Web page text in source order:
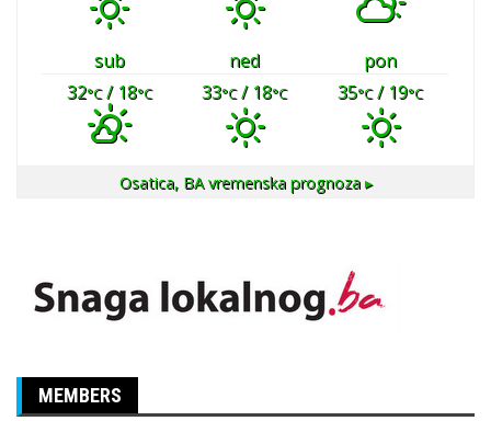
sub ned
pon
32°C/ 18°C 33°C/ 18°C 35°C/ 19°C
Osatica, BAvremenska prognoza ▸
MEMBERS